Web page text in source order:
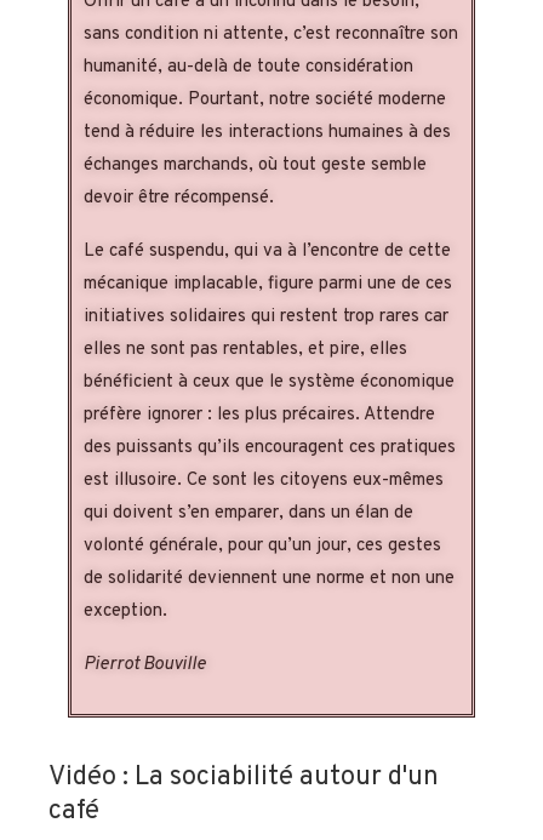
sans condition ni attente, c’est reconnaître son
humanité, au-delà de toute considération
économique. Pourtant, notre société moderne
tend à réduire les interactions humaines à des
échanges marchands, où tout geste semble
devoir être récompensé.
Le café suspendu, qui va à l’encontre de cette
mécanique implacable, figure parmi une de ces
initiatives solidaires qui restent trop rares car
elles ne sont pas rentables, et pire, elles
bénéficient à ceux que le système économique
préfère ignorer : les plus précaires. Attendre
des puissants qu’ils encouragent ces pratiques
est illusoire. Ce sont les citoyens eux-mêmes
qui doivent s’en emparer, dans un élan de
volonté générale, pour qu’un jour, ces gestes
de solidarité deviennent une norme et non une
exception.
Pierrot Bouville
Vidéo : La sociabilité autour d'un
café